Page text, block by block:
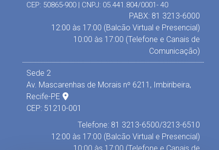
CEP: 50865-900 | CNPJ: 05.441.804/0001- 40
PABX: 81 3213-6000
12:00 às 17:00 (Balcão Virtual e Presencial)
10:00 às 17:00 (Telefone e Canais de
Comunicação)
Sede 2
Av. Mascarenhas de Morais nº 6211, Imbiribeira,
Recife-PE
CEP: 51210-001
Telefone: 81 3213-6500/3213-6510
12:00 às 17:00 (Balcão Virtual e Presencial)